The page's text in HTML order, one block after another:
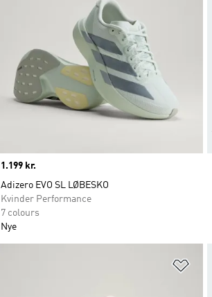
Price
1.199 kr.
Adizero EVO SL LØBESKO
Kvinder Performance
7 colours
Nye